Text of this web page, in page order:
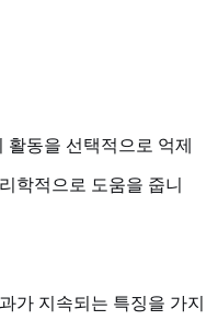
동을 선택적으로 억제
학적으로 도움을 줍니
가 지속되는 특징을 가지